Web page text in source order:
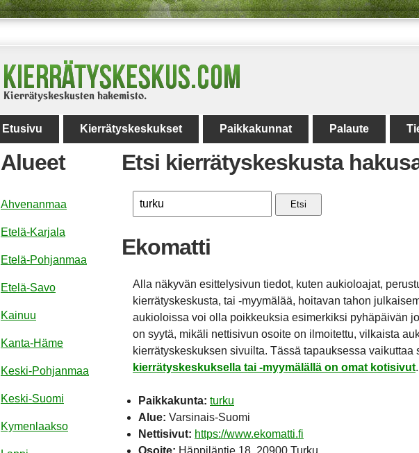
Etusivu Kierrätyskeskukset Paikkakunnat Palaute
Etsi kierrätyskeskusta
Etsi
Ekomatti
Alla näkyvän esittelysivun tiedot, kuten aukioloajat,
kierrätyskeskusta, tai -myymälää, hoitavan tahon
aukioloissa voi olla poikkeuksia esimerkiksi pyhäpäivän
on syytä, mikäli nettisivun osoite on ilmoitettu, vilkaista
kierrätyskeskuksen sivuilta. Tässä tapauksessa vaikuttaa
kierrätyskeskuksella tai -myymälällä on omat kotisivut.
Paikkakunta: turku
Alue: Varsinais-Suomi
Nettisivut: https://www.ekomatti.fi
Osoite: Häppiläntie 18, 20900 Turku
Alueet
Ahvenanmaa
Etelä-Karjala
Etelä-Pohjanmaa
Etelä-Savo
Kainuu
Kanta-Häme
Keski-Pohjanmaa
Keski-Suomi
Kymenlaakso